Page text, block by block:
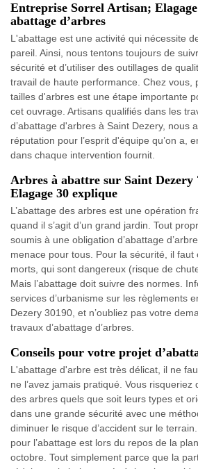
Entreprise Sorrel Artisan;
abattage d’arbres
L'abattage est une activité qui nécessite
pareil. Ainsi, nous tentons toujours de
sécurité et d’utiliser des outillages de
travail de haute performance. Chez vous,
tailles d'arbres est une étape importante
cet ouvrage. Artisans qualifiés dans les
d’abattage d'arbres à Saint Dezery, nous
réputation pour l’esprit d'équipe qu’on a,
dans chaque intervention fournit.
Arbres à abattre sur Saint
Elagage 30 explique
L’abattage des arbres est une opération
quand il s’agit d’un grand jardin. Tout
soumis à une obligation d’abattage
menace pour tous. Pour la sécurité, il faut
morts, qui sont dangereux (risque de
Mais l’abattage doit suivre des normes.
services d’urbanisme sur les règlements
Dezery 30190, et n’oubliez pas votre
travaux d’abattage d’arbres.
Conseils pour votre projet
L'abattage d'arbre est très délicat, il ne
ne l’avez jamais pratiqué. Vous risqueriez
des arbres quels que soit leurs types et
dans une grande sécurité avec une
diminuer le risque d’accident sur le
pour l’abattage est lors du repos de la
octobre. Tout simplement parce que la